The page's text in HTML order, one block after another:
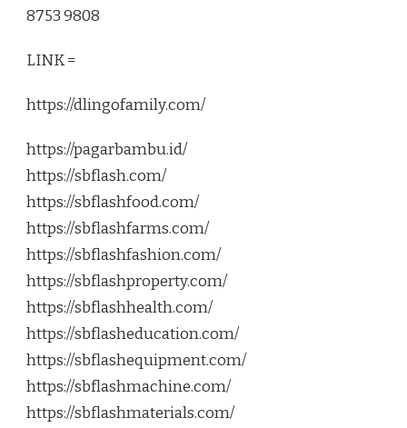
8753 9808
LINK =
https://dlingofamily.com/
https://pagarbambu.id/
https://sbflash.com/
https://sbflashfood.com/
https://sbflashfarms.com/
https://sbflashfashion.com/
https://sbflashproperty.com/
https://sbflashhealth.com/
https://sbflasheducation.com/
https://sbflashequipment.com/
https://sbflashmachine.com/
https://sbflashmaterials.com/